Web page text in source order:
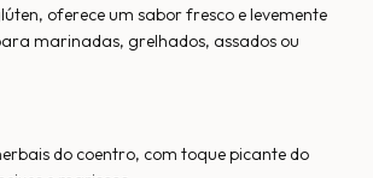
oferece um sabor fresco e levemente
marinadas, grelhados, assados ou
do coentro, com toque picante do